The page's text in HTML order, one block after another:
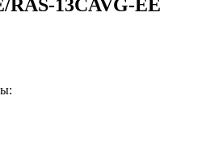
RAS-13CAVG-EE